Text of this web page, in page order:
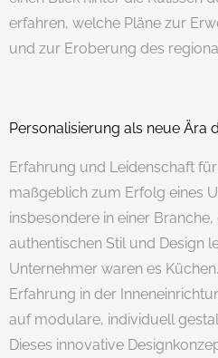
erfahren, welche Pläne zur
und zur Eroberung des
Personalisierung als neue Ära
Erfahrung und Leidenschaft
maßgeblich zum Erfolg eines
insbesondere in einer
authentischen Stil und Design
Unternehmer waren es
Erfahrung in der
auf modulare, individuell
Dieses innovative